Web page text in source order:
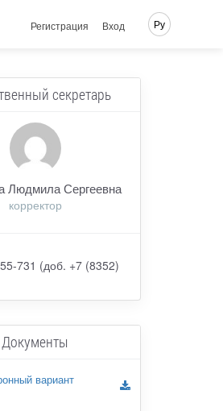
Регистрация Вход Ру
секретарь
Людмила Сергеевна
корректор
731 (доб. +7 (8352)
Документы
вариант